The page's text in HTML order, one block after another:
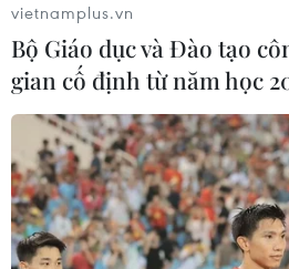
vietnamplus.vn
Bộ Giáo dục và Đào tạo
gian cố định từ năm học